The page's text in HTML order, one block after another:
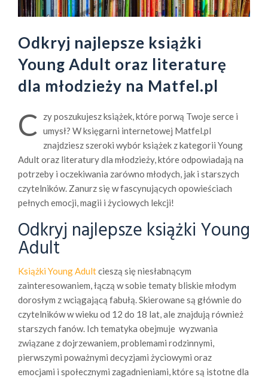
Odkryj najlepsze książki
Young Adult oraz literaturę
dla młodzieży na Matfel.pl
C
zy poszukujesz książek, które porwą Twoje serce i
umysł? W księgarni internetowej Matfel.pl
znajdziesz szeroki wybór książek z kategorii Young
Adult oraz literatury dla młodzieży, które odpowiadają na
potrzeby i oczekiwania zarówno młodych, jak i starszych
czytelników. Zanurz się w fascynujących opowieściach
pełnych emocji, magii i życiowych lekcji!
Odkryj najlepsze książki Young
Adult
Książki Young Adultcieszą się niesłabnącym
zainteresowaniem, łączą w sobie tematy bliskie młodym
dorosłym z wciągającą fabułą. Skierowane są głównie do
czytelników w wieku od 12 do 18 lat, ale znajdują również
starszych fanów. Ich tematyka obejmuje wyzwania
związane z dojrzewaniem, problemami rodzinnymi,
pierwszymi poważnymi decyzjami życiowymi oraz
emocjami i społecznymi zagadnieniami, które są istotne dla